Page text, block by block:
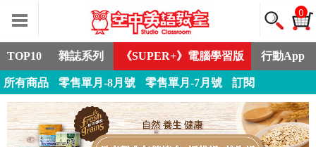
0
TOP10 雜誌系列 《SUPER+》電腦學習版 行動App
所有商品 零售單月-8月號 零售單月-7月號 訂閱